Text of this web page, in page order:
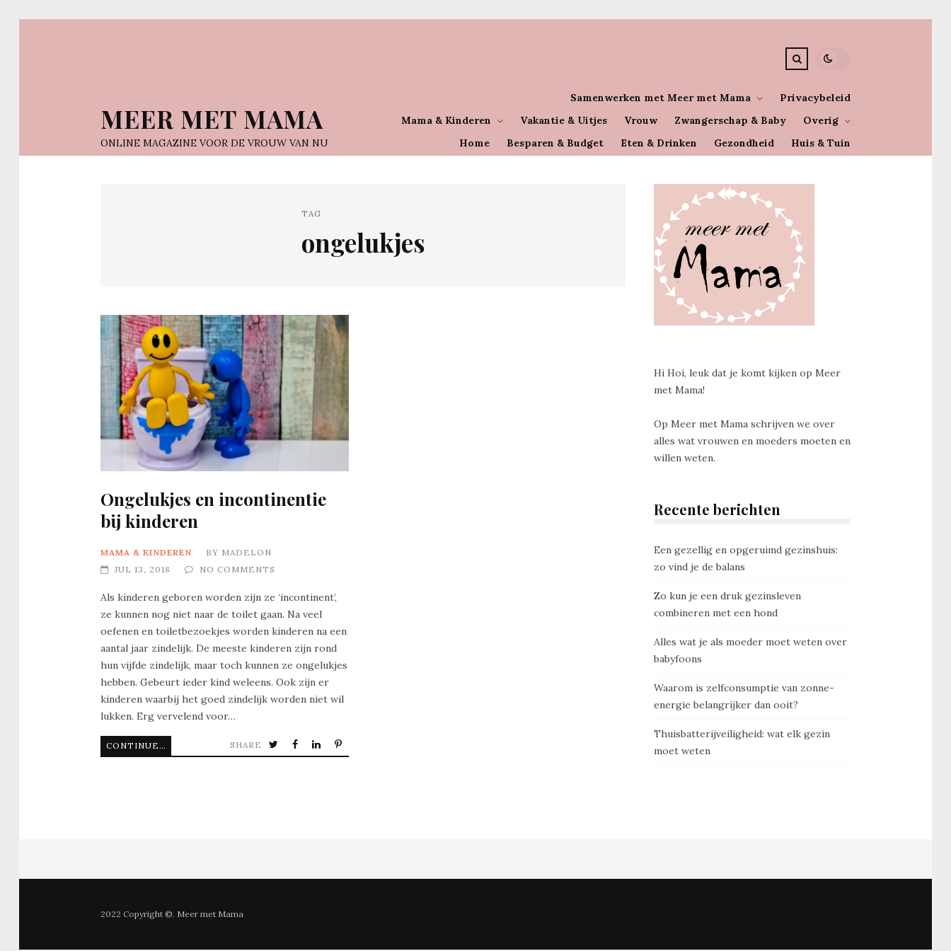
MEER MET MAMA
ONLINE MAGAZINE VOOR DE VROUW VAN NU Home Besparen & Budget Eten & Drinken Gezondheid Huis & Tuin
Mama & Kinderen Vakantie & Uitjes Vrouw Zwangerschap & Baby Overig
Samenwerken met Meer met Mama Privacybeleid
TAG
ongelukjes
Ongelukjes en incontinentie
bij kinderen
MAMA & KINDEREN BY MADELON
JUL 13, 2018
NO COMMENTS
Als kinderen geboren worden zijn ze ‘incontinent’,
ze kunnen nog niet naar de toilet gaan. Na veel
oefenen en toiletbezoekjes worden kinderen na een
aantal jaar zindelijk. De meeste kinderen zijn rond
hun vijfde zindelijk, maar toch kunnen ze ongelukjes
hebben. Gebeurt ieder kind weleens. Ook zijn er
kinderen waarbij het goed zindelijk worden niet wil
lukken. Erg vervelend voor…
CONTINUE READING SHARE
Hi Hoi, leuk dat je komt kijken op Meer
met Mama!
Op Meer met Mama schrijven we over
alles wat vrouwen en moeders moeten en
willen weten.
Recente berichten
Een gezellig en opgeruimd gezinshuis:
zo vind je de balans
Zo kun je een druk gezinsleven
combineren met een hond
Alles wat je als moeder moet weten over
babyfoons
Waarom is zelfconsumptie van zonne-
energie belangrijker dan ooit?
Thuisbatterijveiligheid: wat elk gezin
moet weten
2022 Copyright ©. Meer met Mama